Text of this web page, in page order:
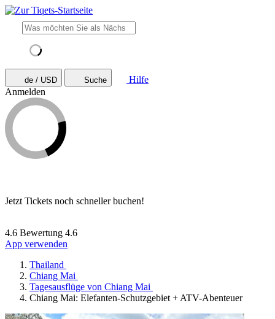
de / USD Suche
Hilfe
Anmelden
Jetzt Tickets noch schneller buchen!
4.6 Bewertung 4.6
App verwenden
Thailand
Chiang Mai
Tagesausflüge von Chiang Mai
Chiang Mai: Elefanten-Schutzgebiet + ATV-Abenteuer